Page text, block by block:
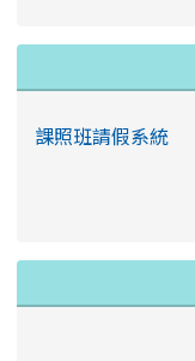
課照班請假系統